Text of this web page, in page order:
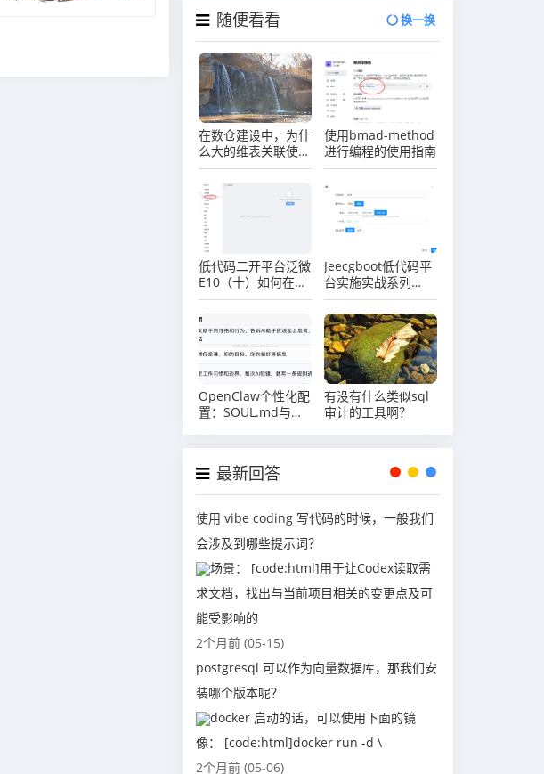
随便看看 换一换
在数仓建设中，为什
么大的维表关联使用
hbase而不使用
paimon？
使用bmad-method
进行编程的使用指南
低代码二开平台泛微
E10（十）如何在泛
微E10中创建自定义
数据库表
Jeecgboot低代码平
台实施实战系列
（八）场景实战司机
管理之表单Java增强
之使用http接口
OpenClaw个性化配
置：SOUL.md与
有没有什么类似sql
审计的工具啊？
最新回答
使用 vibe coding 写代码的时候，一般我们
会涉及到哪些提示词？
场景： [code:html]用于让Codex读取需
求文档，找出与当前项目相关的变更点及可
能受影响的
2个月前 (05-15)
postgresql 可以作为向量数据库，那我们安
装哪个版本呢？
docker 启动的话，可以使用下面的镜
像： [code:html]docker run -d \
2个月前 (05-06)